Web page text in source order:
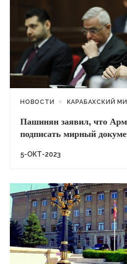
НОВОСТИ КАРАБАХСКИЙ
Пашинян заявил, что
подписать мирный
5-ОКТ-2023